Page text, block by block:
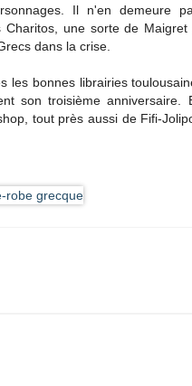
Il n'en demeure
une sorte de
dans la crise.
les bonnes librairies
son troisième anniversaire.
tout près aussi de Fifi-